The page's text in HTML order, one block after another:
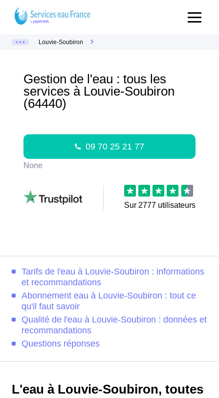
Louvie-Soubiron
Gestion de l'eau : tous les
services à Louvie-Soubiron
(64440)
09 70 25 21 77
None
Sur 2777 utilisateurs
Tarifs de l'eau à Louvie-Soubiron : informations
et recommandations
Abonnement eau à Louvie-Soubiron : tout ce
qu'il faut savoir
Qualité de l'eau à Louvie-Soubiron : données et
recommandations
Questions réponses
L'eau à Louvie-Soubiron, toutes